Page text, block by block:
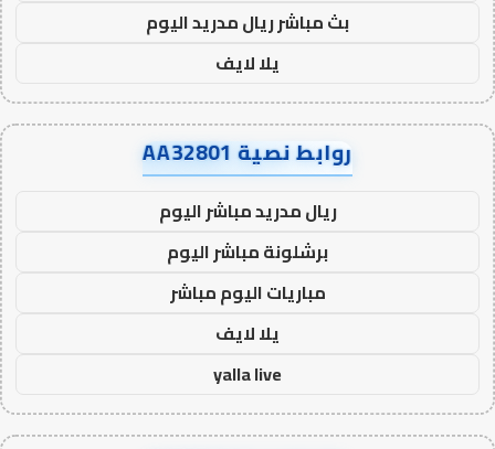
بث مباشر ريال مدريد اليوم
يلا لايف
روابط نصية AA32801
ريال مدريد مباشر اليوم
برشلونة مباشر اليوم
مباريات اليوم مباشر
يلا لايف
yalla live